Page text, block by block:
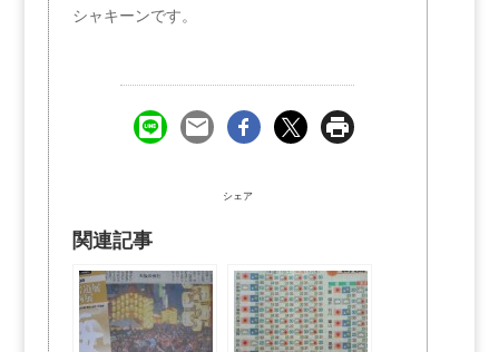
シャキーンです。
シェア
関連記事